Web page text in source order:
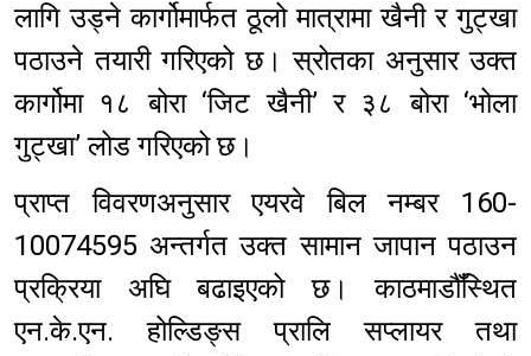
लागि उड्ने कार्गोमार्फत ठूलो मात्रामा खैनी र गुट्खा
पठाउने तयारी गरिएको छ। स्रोतका अनुसार उक्त
कार्गोमा १८ बोरा ‘जिट खैनी’ र ३८ बोरा ‘भोला
गुट्खा’ लोड गरिएको छ।
प्राप्त विवरणअनुसार एयरवे बिल नम्बर 160-
10074595 अन्तर्गत उक्त सामान जापान पठाउन
प्रक्रिया अघि बढाइएको छ। काठमाडौँस्थित
एन.के.एन. होल्डिङ्स प्रालि सप्लायर तथा